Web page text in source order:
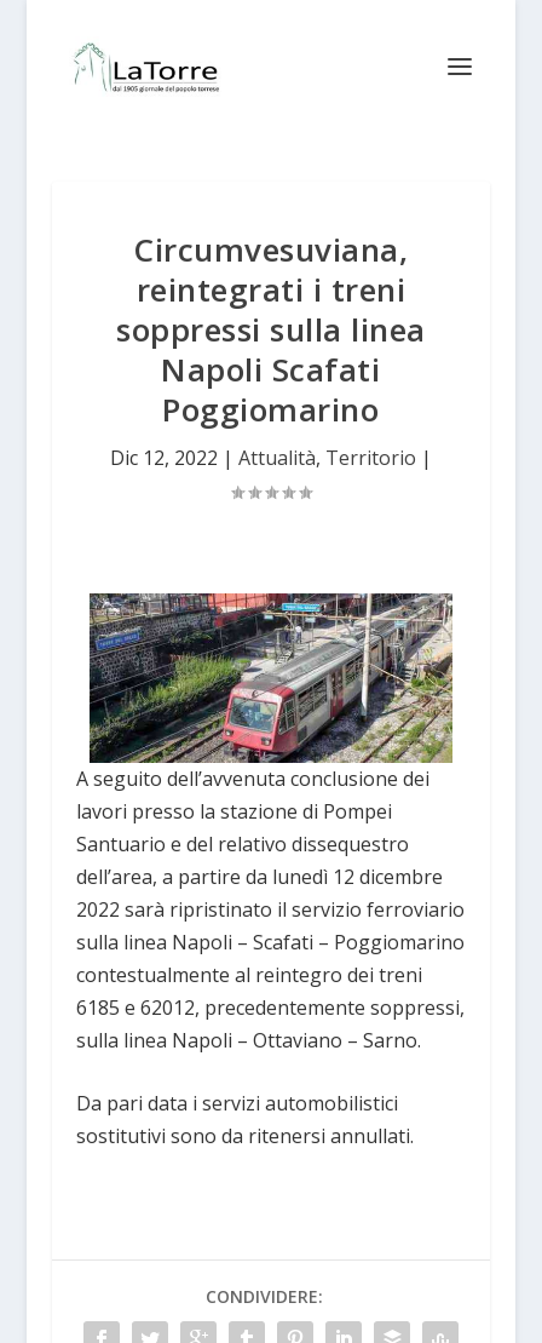
Circumvesuviana,
reintegrati i treni
soppressi sulla linea
Napoli Scafati
Poggiomarino
Dic 12, 2022 | Attualità, Territorio |
A seguito dell’avvenuta conclusione dei
lavori presso la stazione di Pompei
Santuario e del relativo dissequestro
dell’area, a partire da lunedì 12 dicembre
2022 sarà ripristinato il servizio ferroviario
sulla linea Napoli – Scafati – Poggiomarino
contestualmente al reintegro dei treni
6185 e 62012, precedentemente soppressi,
sulla linea Napoli – Ottaviano – Sarno.
Da pari data i servizi automobilistici
sostitutivi sono da ritenersi annullati.
CONDIVIDERE: